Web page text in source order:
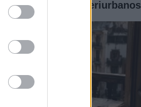
hogares rurales y periurbanos